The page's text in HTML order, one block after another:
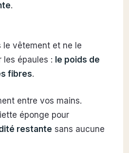
.
le vêtement et ne le
les épaules : le poids de
fibres.
entre vos mains.
éponge pour
restante sans aucune